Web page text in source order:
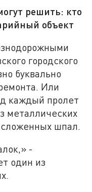
решить: кто
объект
городского
буквально
Или
каждый пролет
металлических
сложенных шпал.
-
один из